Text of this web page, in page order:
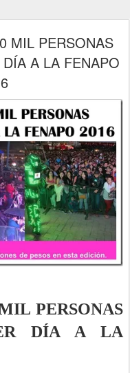
MIL PERSONAS
A LA FENAPO
PERSONAS
DÍA A LA